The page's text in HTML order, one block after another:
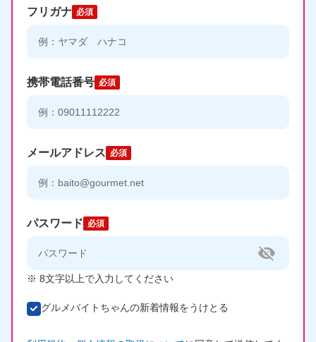
フリガナ 必須
携帯電話番号 必須
メールアドレス 必須
パスワード 必須
※ 8文字以上で入力してください
グルメバイトちゃんの新着情報をうけとる